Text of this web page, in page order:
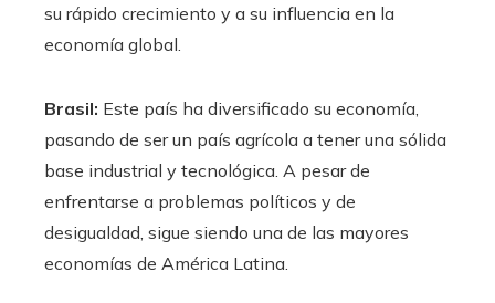
su rápido crecimiento y a su influencia en la
economía global.
Brasil: Este país ha diversificado su economía,
pasando de ser un país agrícola a tener una sólida
base industrial y tecnológica. A pesar de
enfrentarse a problemas políticos y de
desigualdad, sigue siendo una de las mayores
economías de América Latina.